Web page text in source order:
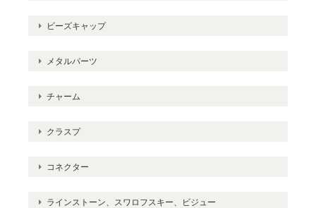
ビーズキャップ
メタルパーツ
チャーム
クラスプ
コネクター
ラインストーン、スワロフスキー、ビジュー